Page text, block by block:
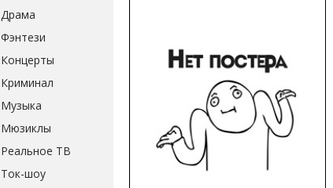
Драма
Фэнтези
Концерты
Криминал
Музыка
Мюзиклы
Реальное ТВ
Ток-шоу